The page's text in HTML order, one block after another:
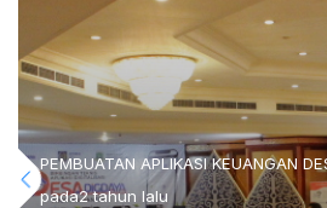
PEMBUATAN APLIKASI KEUANGAN
pada2 tahun lalu